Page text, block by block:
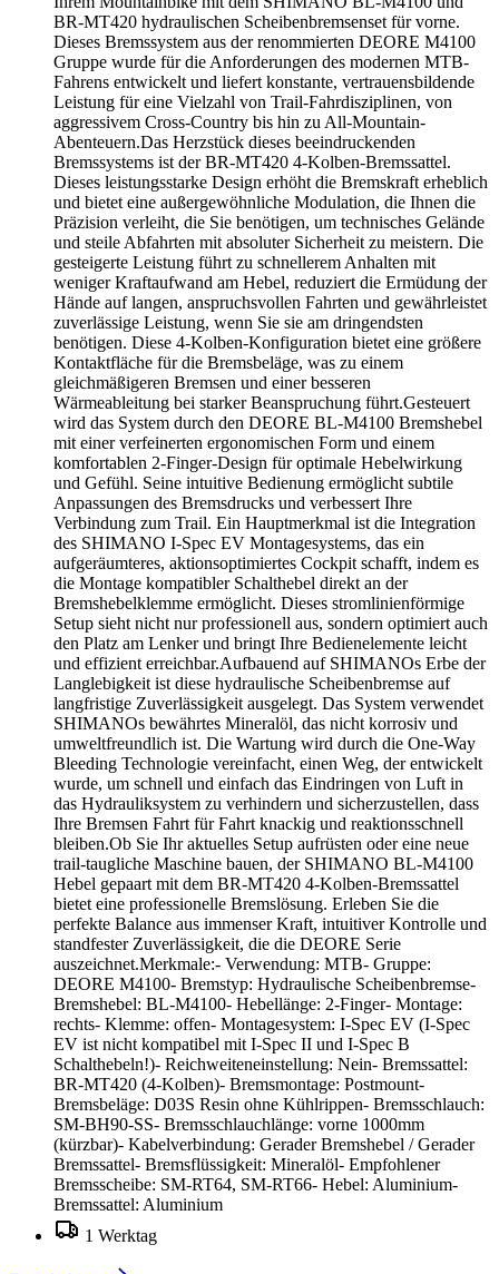
BR-MT420 hydraulischen Scheibenbremsenset für vorne.
Dieses Bremssystem aus der renommierten DEORE M4100
Gruppe wurde für die Anforderungen des modernen MTB-
Fahrens entwickelt und liefert konstante, vertrauensbildende
Leistung für eine Vielzahl von Trail-Fahrdisziplinen, von
aggressivem Cross-Country bis hin zu All-Mountain-
Abenteuern.Das Herzstück dieses beeindruckenden
Bremssystems ist der BR-MT420 4-Kolben-Bremssattel.
Dieses leistungsstarke Design erhöht die Bremskraft erheblich
und bietet eine außergewöhnliche Modulation, die Ihnen die
Präzision verleiht, die Sie benötigen, um technisches Gelände
und steile Abfahrten mit absoluter Sicherheit zu meistern. Die
gesteigerte Leistung führt zu schnellerem Anhalten mit
weniger Kraftaufwand am Hebel, reduziert die Ermüdung der
Hände auf langen, anspruchsvollen Fahrten und gewährleistet
zuverlässige Leistung, wenn Sie sie am dringendsten
benötigen. Diese 4-Kolben-Konfiguration bietet eine größere
Kontaktfläche für die Bremsbeläge, was zu einem
gleichmäßigeren Bremsen und einer besseren
Wärmeableitung bei starker Beanspruchung führt.Gesteuert
wird das System durch den DEORE BL-M4100 Bremshebel
mit einer verfeinerten ergonomischen Form und einem
komfortablen 2-Finger-Design für optimale Hebelwirkung
und Gefühl. Seine intuitive Bedienung ermöglicht subtile
Anpassungen des Bremsdrucks und verbessert Ihre
Verbindung zum Trail. Ein Hauptmerkmal ist die Integration
des SHIMANO I-Spec EV Montagesystems, das ein
aufgeräumteres, aktionsoptimiertes Cockpit schafft, indem es
die Montage kompatibler Schalthebel direkt an der
Bremshebelklemme ermöglicht. Dieses stromlinienförmige
Setup sieht nicht nur professionell aus, sondern optimiert auch
den Platz am Lenker und bringt Ihre Bedienelemente leicht
und effizient erreichbar.Aufbauend auf SHIMANOs Erbe der
Langlebigkeit ist diese hydraulische Scheibenbremse auf
langfristige Zuverlässigkeit ausgelegt. Das System verwendet
SHIMANOs bewährtes Mineralöl, das nicht korrosiv und
umweltfreundlich ist. Die Wartung wird durch die One-Way
Bleeding Technologie vereinfacht, einen Weg, der entwickelt
wurde, um schnell und einfach das Eindringen von Luft in
das Hydrauliksystem zu verhindern und sicherzustellen, dass
Ihre Bremsen Fahrt für Fahrt knackig und reaktionsschnell
bleiben.Ob Sie Ihr aktuelles Setup aufrüsten oder eine neue
trail-taugliche Maschine bauen, der SHIMANO BL-M4100
Hebel gepaart mit dem BR-MT420 4-Kolben-Bremssattel
bietet eine professionelle Bremslösung. Erleben Sie die
perfekte Balance aus immenser Kraft, intuitiver Kontrolle und
standfester Zuverlässigkeit, die die DEORE Serie
auszeichnet.Merkmale:- Verwendung: MTB- Gruppe:
DEORE M4100- Bremstyp: Hydraulische Scheibenbremse-
Bremshebel: BL-M4100- Hebellänge: 2-Finger- Montage:
rechts- Klemme: offen- Montagesystem: I-Spec EV (I-Spec
EV ist nicht kompatibel mit I-Spec II und I-Spec B
Schalthebeln!)- Reichweiteneinstellung: Nein- Bremssattel:
BR-MT420 (4-Kolben)- Bremsmontage: Postmount-
Bremsbeläge: D03S Resin ohne Kühlrippen- Bremsschlauch:
SM-BH90-SS- Bremsschlauchlänge: vorne 1000mm
(kürzbar)- Kabelverbindung: Gerader Bremshebel / Gerader
Bremssattel- Bremsflüssigkeit: Mineralöl- Empfohlener
Bremsscheibe: SM-RT64, SM-RT66- Hebel: Aluminium-
Bremssattel: Aluminium
1 Werktag